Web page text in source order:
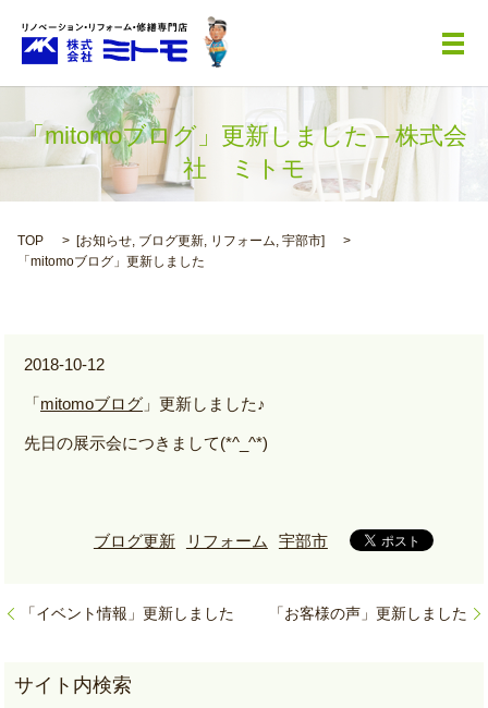
メ
「mitomoブログ」更新しました – 株式会
社 ミトモ
TOP [お知らせ, ブログ更新, リフォーム,宇部市]
「mitomoブログ」更新しました
2018-10-12
「mitomoブログ 」更新しました♪
先日の展示会につきまして(*^_^*)
ブログ更新 リフォーム 宇部市
「イベント情報」更新しました 「お客様の声」更新しました